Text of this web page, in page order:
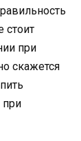
стоит
при
скажется
при